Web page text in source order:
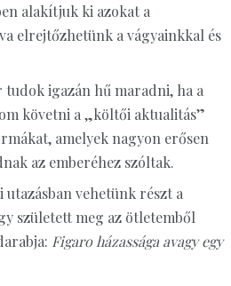
alakítjuk ki azokat a
elrejtőzhetünk a vágyainkkal és
igazán hű maradni, ha a
követni a „költői aktualitás”
amelyek nagyon erősen
az emberéhez szóltak.
vehetünk részt a
született meg az ötletemből
Figaro házassága avagy egy